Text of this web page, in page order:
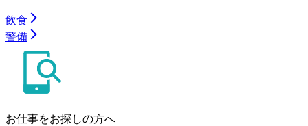
飲食
警備
お仕事をお探しの方へ